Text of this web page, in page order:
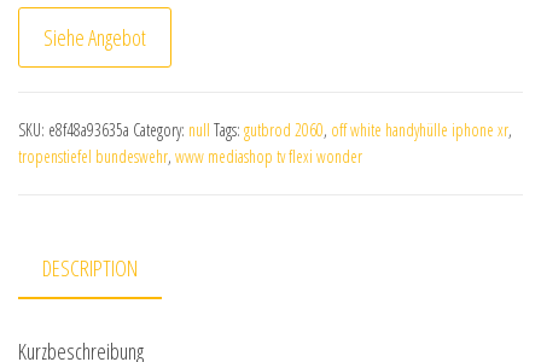
Siehe Angebot
SKU: e8f48a93635a Category: null Tags: gutbrod 2060, off white handyhülle iphone xr,
tropenstiefel bundeswehr, www mediashop tv flexi wonder
DESCRIPTION
Kurzbeschreibung